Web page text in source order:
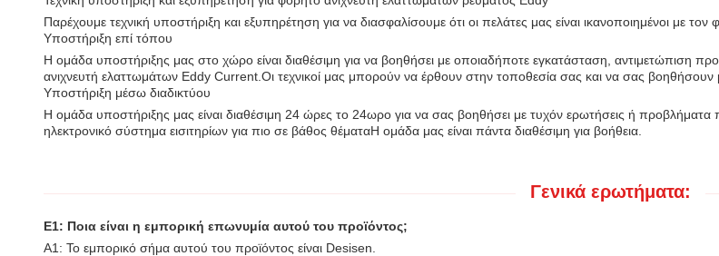
Παρέχουμε τεχνική υποστήριξη και εξυπηρέτηση για να διασφαλίσουμε ότι οι πελάτες μας είναι ικανοποιημένοι με
Υποστήριξη επί τόπου
Η ομάδα υποστήριξης μας στο χώρο είναι διαθέσιμη για να βοηθήσει με οποιαδήποτε εγκατάσταση, αντιμετώπιση
ανιχνευτή ελαττωμάτων Eddy Current.Οι τεχνικοί μας μπορούν να έρθουν στην τοποθεσία σας και να σας βοηθήσουν
Υποστήριξη μέσω διαδικτύου
Η ομάδα υποστήριξης μας είναι διαθέσιμη 24 ώρες το 24ωρο για να σας βοηθήσει με τυχόν ερωτήσεις ή
ηλεκτρονικό σύστημα εισιτηρίων για πιο σε βάθος θέματαΗ ομάδα μας είναι πάντα διαθέσιμη για βοήθεια.
Γενικά ερωτήματα:
Ε1: Ποια είναι η εμπορική επωνυμία αυτού του προϊόντος;
Α1: Το εμπορικό σήμα αυτού του προϊόντος είναι Desisen.